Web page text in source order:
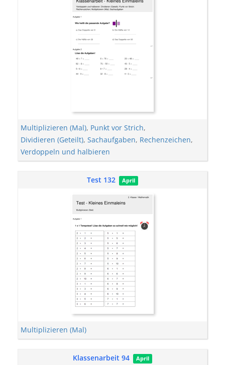
Multiplizieren (Mal), Punkt vor Strich,
Dividieren (Geteilt), Sachaufgaben, Rechenzeichen,
Verdoppeln und halbieren
Test 132 April
Multiplizieren (Mal)
Klassenarbeit 94 April